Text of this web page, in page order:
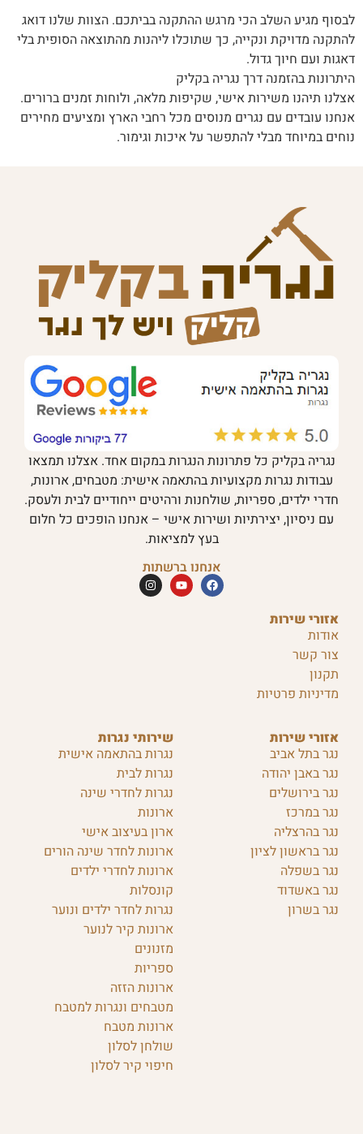
לבסוף מגיע השלב הכי מרגש ההתקנה בביתכם. הצוות שלנו דואג
להתקנה מדויקת ונקייה, כך שתוכלו ליהנות מהתוצאה הסופית בלי
דאגות ועם חיוך גדול.
היתרונות בהזמנה דרך נגריה בקליק
אצלנו תיהנו משירות אישי, שקיפות מלאה, ולוחות זמנים ברורים.
אנחנו עובדים עם נגרים מנוסים מכל רחבי הארץ ומציעים מחירים
נוחים במיוחד מבלי להתפשר על איכות וגימור.
שירותי נגרות
נגרות בהתאמה אישית
נגרות לבית
נגרות לחדרי שינה
ארונות
ארון בעיצוב אישי
ארונות לחדר שינה הורים
ארונות לחדרי ילדים
קונסלות
נגרות לחדר ילדים ונוער
ארונות קיר לנוער
מזנונים
ספריות
ארונות הזזה
מטבחים ונגרות למטבח
ארונות מטבח
שולחן לסלון
חיפוי קיר לסלון
אזורי שירות
נגר בתל אביב
נגר באבן יהודה
נגר בירושלים
נגר במרכז
נגר בהרצליה
נגר בראשון לציון
נגר בשפלה
נגר באשדוד
נגר בשרון
אזורי שירות
אודות
צור קשר
תקנון
מדיניות פרטיות
נגריה בקליק כל פתרונות הנגרות במקום אחד. אצלנו תמצאו
עבודות נגרות מקצועיות בהתאמה אישית: מטבחים, ארונות,
חדרי ילדים, ספריות, שולחנות ורהיטים ייחודיים לבית ולעסק.
עם ניסיון, יצירתיות ושירות אישי – אנחנו הופכים כל חלום
בעץ למציאות.
אנחנו ברשתות